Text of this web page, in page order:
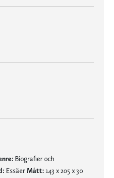
Biografier och
Essäer Mått: 143 x 205 x 30